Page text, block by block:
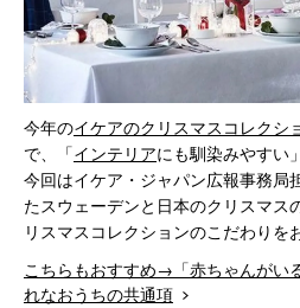
今年のイケアのクリスマスコレクシ
で、「インテリアにも馴染みやすい
今回はイケア・ジャパン広報事務局
たスウェーデンと日本のクリスマス
リスマスコレクションのこだわりを
こちらもおすすめ→「赤ちゃんがい
れなおうちの共通項